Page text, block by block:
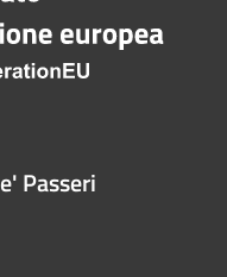
Passeri